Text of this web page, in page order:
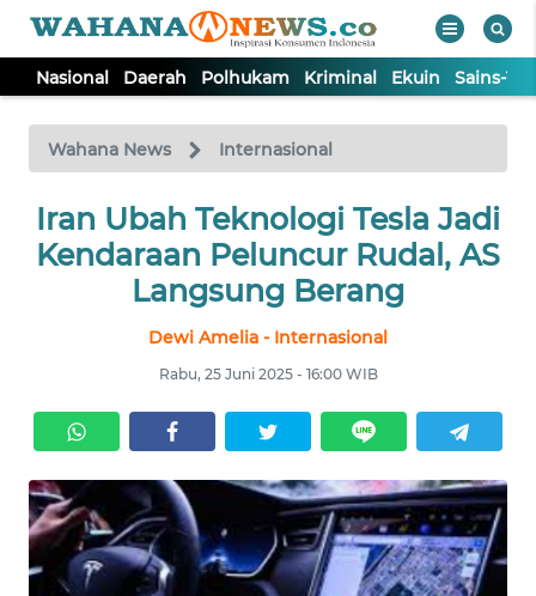
Nasional Daerah Polhukam Kriminal Ekuin Sains-
Wahana News Internasional
Iran Ubah Teknologi Tesla Jadi
Kendaraan Peluncur Rudal, AS
Langsung Berang
Dewi Amelia - Internasional
Rabu, 25 Juni 2025 - 16:00 WIB
TV
Tutup
NASIONAL
KRIMINAL
EKUIN
SAINS-TEKNO